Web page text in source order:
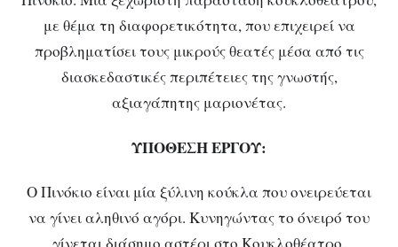
με θέμα τη διαφορετικότητα, που επιχειρεί να
προβληματίσει τους μικρούς θεατές μέσα από τις
διασκεδαστικές περιπέτειες της γνωστής,
αξιαγάπητης μαριονέτας.
ΥΠΟΘΕΣΗ ΕΡΓΟΥ:
Ο Πινόκιο είναι μία ξύλινη κούκλα που ονειρεύεται
να γίνει αληθινό αγόρι. Κυνηγώντας το όνειρό του